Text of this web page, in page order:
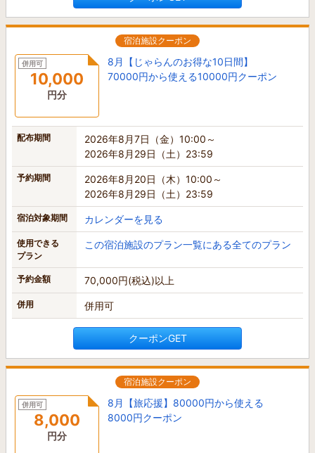
宿泊施設クーポン
併用可
10,000
円分
8月【じゃらんのお得な10日間】
70000円から使える10000円クーポン
配布期間
2026年8月7日（金）10:00～
2026年8月29日（土）23:59
予約期間
2026年8月20日（木）10:00～
2026年8月29日（土）23:59
宿泊対象期間 カレンダーを見る
使用できる
プラン
この宿泊施設のプラン一覧にある全てのプラン
予約金額 70,000円(税込)以上
併用 併用可
クーポンGET
宿泊施設クーポン
併用可
8,000
円分
8月【旅応援】80000円から使える
8000円クーポン